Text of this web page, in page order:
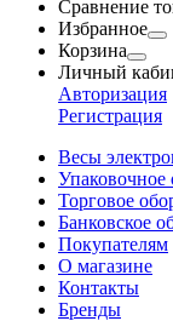
Сравнение
Избранное
Корзина
Личный
Авторизация
Регистрация
Весы
Упаковочное
Торговое
Банковское
Покупателям
О магазине
Контакты
Бренды